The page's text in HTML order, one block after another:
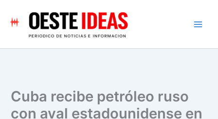
contenido
Cuba recibe petróleo ruso
con aval estadounidense en